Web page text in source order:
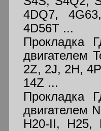
4DQ7,
4D56T ...
Прокладка
двигателем
2Z, 2J, 2H,
14Z ...
Прокладка
двигателем
H20-II, H25,